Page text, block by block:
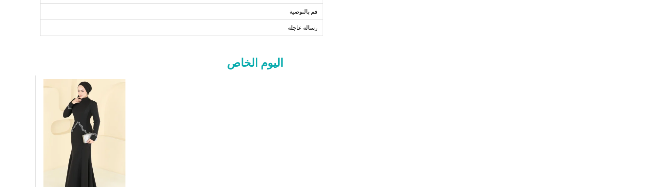
50
126
102
133
قم بالتوصية
رسالة عاجلة
اليوم الخاص